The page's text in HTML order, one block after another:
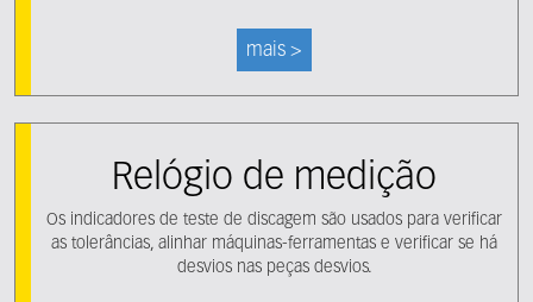
mais >
Relógio de medição
Os indicadores de teste de discagem são usados para verificar
as tolerâncias, alinhar máquinas-ferramentas e verificar se há
desvios nas peças desvios.